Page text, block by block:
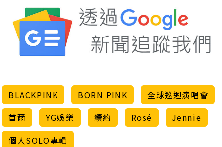
BLACKPINK BORN PINK
全球巡迴演唱會
首爾
YG娛樂 續約 Rosé
Jennie
個人SOLO專輯